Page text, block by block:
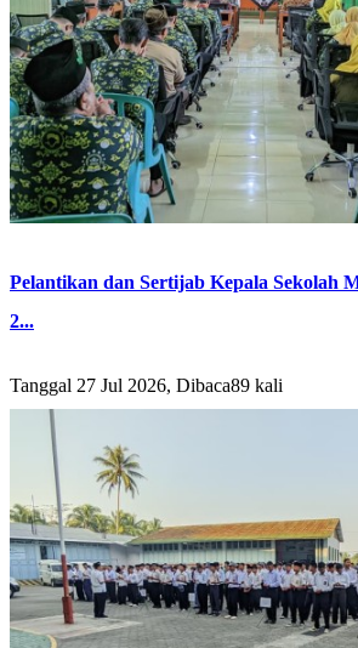
Pelantikan dan Sertijab Kepala Sekolah
2...
Tanggal 27 Jul 2026, Dibaca89 kali